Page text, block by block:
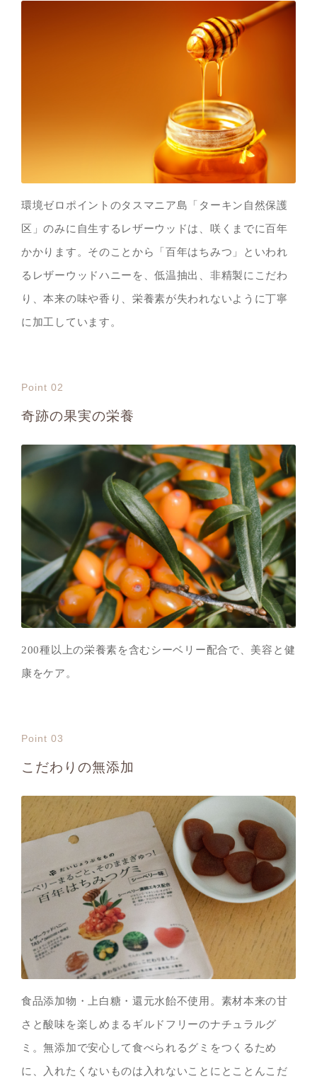
環境ゼロポイントのタスマニア島「ターキン自然保護
区」のみに自生するレザーウッドは、咲くまでに百年
かかります。そのことから「百年はちみつ」といわれ
るレザーウッドハニーを、低温抽出、非精製にこだわ
り、本来の味や香り、栄養素が失われないように丁寧
に加工しています。
Point 02
奇跡の果実の栄養
200種以上の栄養素を含むシーベリー配合で、美容と健
康をケア。
Point 03
こだわりの無添加
食品添加物・上白糖・還元水飴不使用。素材本来の甘
さと酸味を楽しめまるギルドフリーのナチュラルグ
ミ。無添加で安心して食べられるグミをつくるため
に、入れたくないものは入れないことにとことんこだ